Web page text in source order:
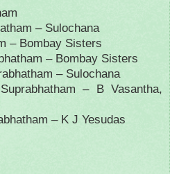
– Sulochana
– Bombay Sisters
– Bombay Sisters
– Sulochana
– B Vasantha,
– K J Yesudas